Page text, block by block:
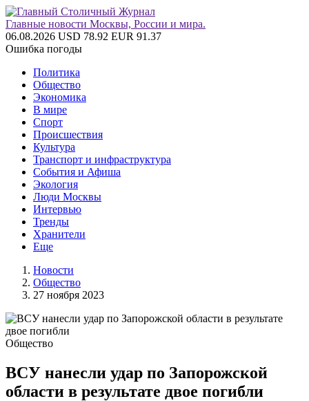
Главные новости Москвы, России и мира.
06.08.2026 USD 78.92 EUR 91.37
Ошибка погоды
Политика
Общество
Экономика
В мире
Спорт
Происшествия
Культура
Транспорт и инфраструктура
События и Афиша
Экология
Люди Москвы
Интервью
Тренды
Хранители
Еще
Новости
Общество
27 ноября 2023
Общество
ВСУ нанесли удар по Запорожской
области в результате двое погибли